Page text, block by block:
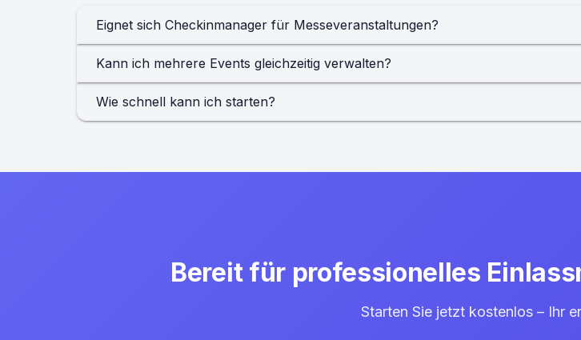
Eignet sich Checkinmanager für Messeveranstaltungen?
Kann ich mehrere Events gleichzeitig verwalten?
Wie schnell kann ich starten?
Bereit für professionelles
Starten Sie jetzt kostenlos – Ihr